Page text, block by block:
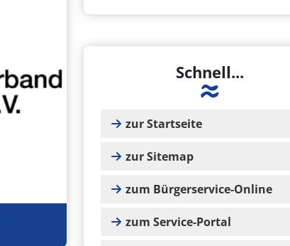
Schnell...
zur Startseite
zur Sitemap
zum Bürgerservice-Online
zum Service-Portal